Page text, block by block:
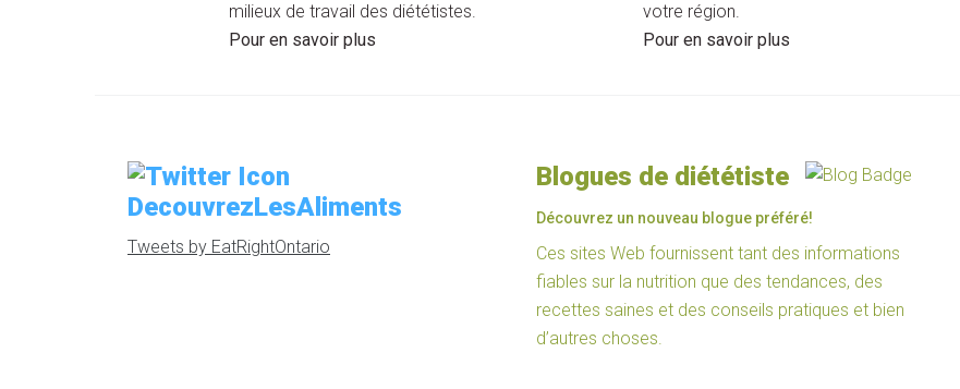
milieux de travail des diététistes.
Pour en savoir plus
votre région.
Pour en savoir plus
DecouvrezLesAliments
Tweets by EatRightOntario
Blogues de diététiste
Découvrez un nouveau blogue préféré!
Ces sites Web fournissent tant des informations
fiables sur la nutrition que des tendances, des
recettes saines et des conseils pratiques et bien
d’autres choses.